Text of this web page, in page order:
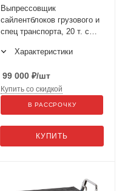
Выпрессовщик
сайлентблоков грузового и
спец транспорта, 20 т. с
A1339Характеристики
99 000 ₽/шт
КУПИТЬ
Купить со скидкой
В РАССРОЧКУ